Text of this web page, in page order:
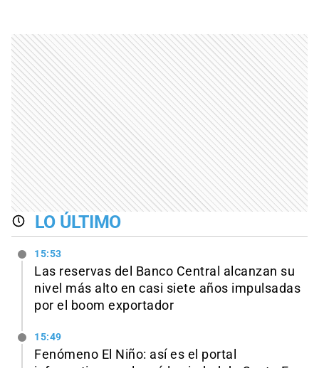
LO ÚLTIMO
15:53
Las reservas del Banco Central alcanzan su
nivel más alto en casi siete años impulsadas
por el boom exportador
15:49
Fenómeno El Niño: así es el portal